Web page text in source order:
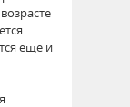
еще и